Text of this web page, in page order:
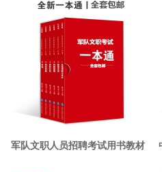
军队文职人员招聘考试用书教材